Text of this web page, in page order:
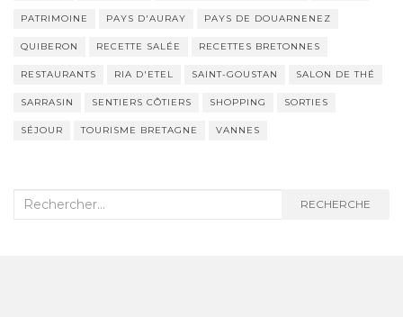
PATRIMOINE PAYS D'AURAY PAYS DE DOUARNENEZ
QUIBERON RECETTE SALÉE RECETTES BRETONNES
RESTAURANTS RIA D'ETEL SAINT-GOUSTAN SALON DE THÉ
SARRASIN SENTIERS CÔTIERS SHOPPING SORTIES
SÉJOUR TOURISME BRETAGNE VANNES
Recherche
RECHERCHE